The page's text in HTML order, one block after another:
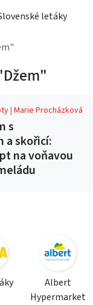
letáky
|Marie Procházková
s
a skořicí:
na voňavou
Albert
Hypermarket